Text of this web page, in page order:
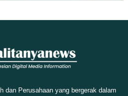
dan Perusahaan yang bergerak dalam